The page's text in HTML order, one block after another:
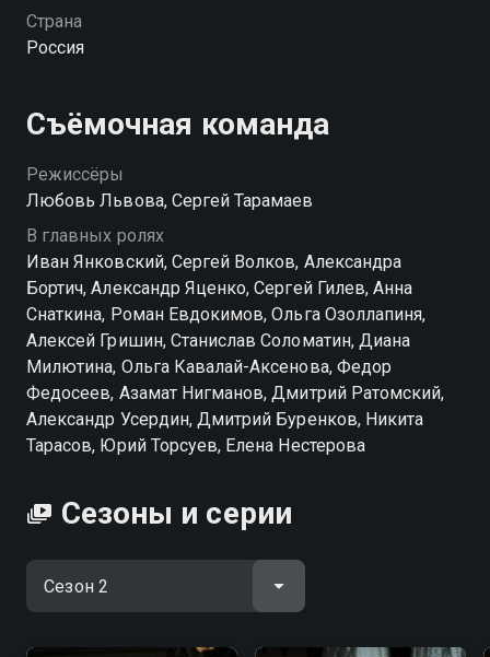
содействует Валерий Козырев, плюс новая
участница Надежда Райкина. Ключевых
Напряженный детектив делает акцент на раскрытии
внутренних противоречий провинциального
ведомства. Команде профессионалов необходимо
поймать неизвестного преступника, чьи зверства
Смотри второй сезон Фишера в хорошем качестве
в приложении Смотрёшка.
Посмотреть онлайн 2 сезон сериала После Фишера.
Инквизитор вы можете совершенно бесплатно в
хорошем HD качестве на Смотрёшке
Страна
Россия
Съёмочная команда
Режиссёры
Любовь Львова, Сергей Тарамаев
В главных ролях
Иван Янковский, Сергей Волков, Александра
Бортич, Александр Яценко, Сергей Гилев, Анна
Снаткина, Роман Евдокимов, Ольга Озоллапиня,
Алексей Гришин, Станислав Соломатин, Диана
Милютина, Ольга Кавалай-Аксенова, Федор
Федосеев, Азамат Нигманов, Дмитрий Ратомский,
Александр Усердин, Дмитрий Буренков, Никита
Тарасов, Юрий Торсуев, Елена Нестерова
Сезоны и серии